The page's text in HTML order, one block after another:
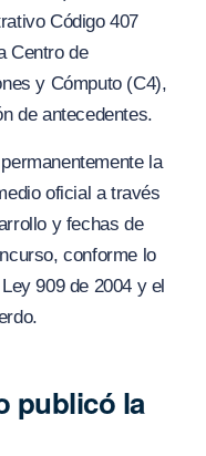
Código 407
Centro de
y Cómputo (C4),
de antecedentes.
la
oficial a través
y fechas de
conforme lo
909 de 2004 y el
publicó la